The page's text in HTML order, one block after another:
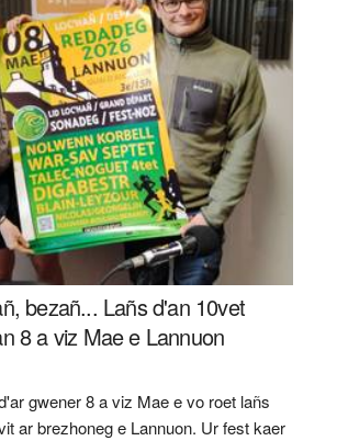
bezañ... Lañs d'an 10vet
8 a viz Mae e Lannuon
gwener 8 a viz Mae e vo roet lañs
ar brezhoneg e Lannuon. Ur fest kaer